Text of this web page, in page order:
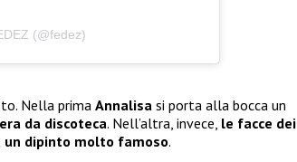
(@fedez)
Nella primaAnnalisa si porta alla bocca un
da discoteca. Nell’altra, invece, le facce dei
un dipinto molto famoso.